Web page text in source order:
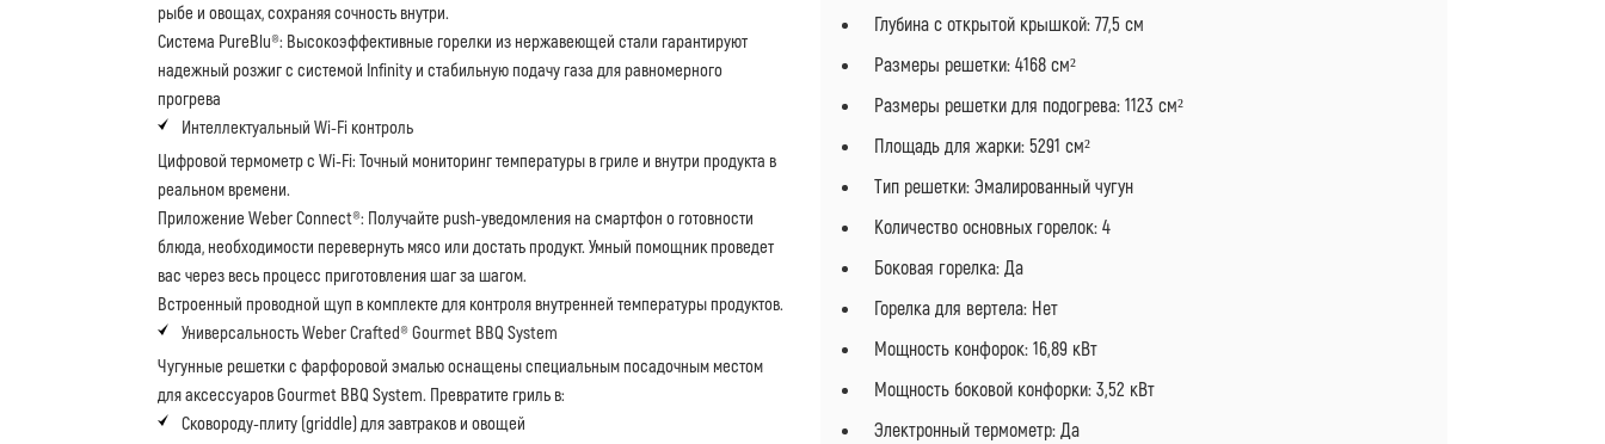
рыбе и овощах, сохраняя сочность внутри.
Система PureBlu®: Высокоэффективные горелки из нержавеющей стали гарантируют
надежный розжиг с системой Infinity и стабильную подачу газа для равномерного
прогрева
Интеллектуальный Wi-Fi контроль
Цифровой термометр с Wi-Fi: Точный мониторинг температуры в гриле и внутри продукта в
реальном времени.
Приложение Weber Connect®: Получайте push-уведомления на смартфон о готовности
блюда, необходимости перевернуть мясо или достать продукт. Умный помощник проведет
вас через весь процесс приготовления шаг за шагом.
Встроенный проводной щуп в комплекте для контроля внутренней температуры продуктов.
Универсальность Weber Crafted® Gourmet BBQ System
Чугунные решетки с фарфоровой эмалью оснащены специальным посадочным местом
для аксессуаров Gourmet BBQ System. Превратите гриль в:
Сковороду-плиту (griddle) для завтраков и овощей
Глубина с открытой крышкой: 77,5 см
Размеры решетки: 4168 см²
Размеры решетки для подогрева: 1123 см²
Площадь для жарки: 5291 см²
Тип решетки: Эмалированный чугун
Количество основных горелок: 4
Боковая горелка: Да
Горелка для вертела: Нет
Мощность конфорок: 16,89 кВт
Мощность боковой конфорки: 3,52 кВт
Электронный термометр: Да